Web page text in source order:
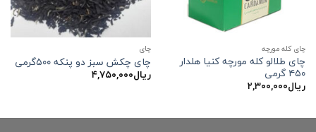
چای کله مورچه
چای طلالو کله مورچه کنیا هلدار
۴۵۰ گرمی
ریال۲,۳۰۰,۰۰۰
چاي
چای چکش سبز دو پنکه ۵۰۰گرمی
ریال۴,۷۵۰,۰۰۰